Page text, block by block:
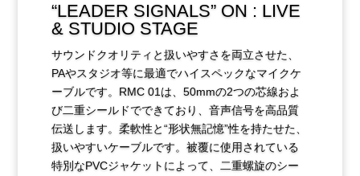
“LEADER SIGNALS” ON : LIVE
& STUDIO STAGE
サウンドクオリティと扱いやすさを両立させた、
PAやスタジオ等に最適でハイスペックなマイクケ
ーブルです。RMC 01は、50mmの2つの芯線およ
び二重シールドでできており、音声信号を高品質
伝送します。柔軟性と“形状無記憶”性を持たせた、
扱いやすいケーブルです。被覆に使用されている
特別なPVCジャケットによって、二重螺旋のシー